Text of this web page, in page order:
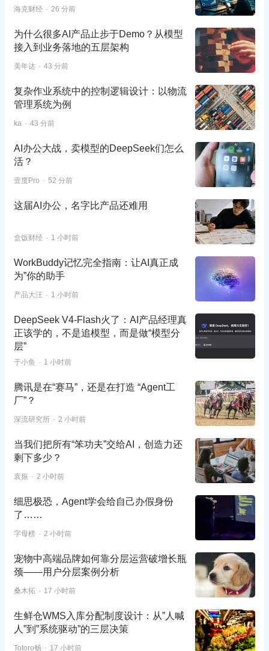
海克财经 26 分前
为什么很多AI产品止步于Demo？从模型
接入到业务落地的五层架构
美年达 43 分前
复杂作业系统中的控制逻辑设计：以物流
管理系统为例
ka 43 分前
AI办公大战，卖模型的DeepSeek们怎么
活？
壹度Pro 52 分前
这届AI办公，名字比产品还难用
盒饭财经 1 小时前
WorkBuddy记忆完全指南：让AI真正成
为”你的助手
产品大汪 1 小时前
DeepSeek V4-Flash火了：AI产品经理真
正该学的，不是追模型，而是做“模型分
层”
于小鱼 1 小时前
腾讯是在“赛马”，还是在打造 “Agent工
厂”？
深流研究所 2 小时前
当我们把所有“笨功夫”交给AI，创造力还
剩下多少？
袁振 2 小时前
细思极恐，Agent学会给自己办假身份
了……
字母榜 2 小时前
宠物中高端品牌如何靠分层运营破增长瓶
颈——用户分层案例分析
桑木拓 17 小时前
生鲜仓WMS入库分配制度设计：从”人喊
人”到”系统驱动”的三层决策
Totoro畅 17 小时前